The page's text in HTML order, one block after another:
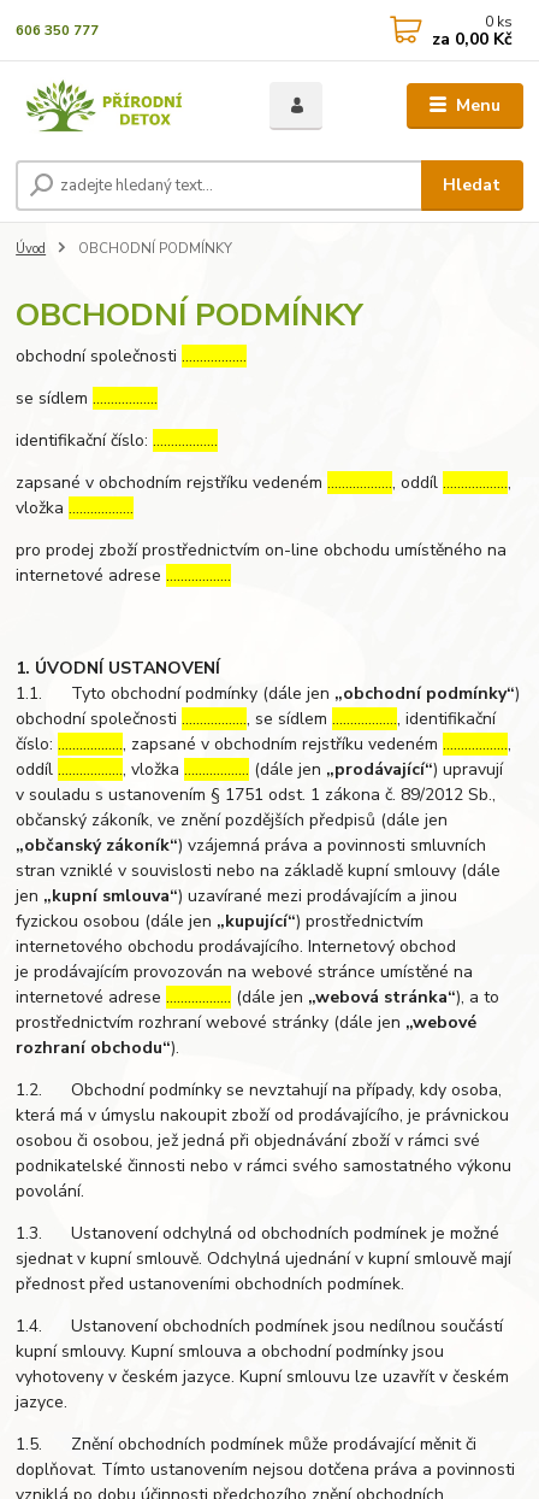
Menu
Hledat
606 350 777 0 ks
za 0,00 Kč
Úvod OBCHODNÍ PODMÍNKY
OBCHODNÍ PODMÍNKY
obchodní společnosti………………
se sídlem………………
identifikační číslo:………………
zapsané v obchodním rejstříku vedeném………………, oddíl………………,
vložka………………
pro prodej zboží prostřednictvím on-line obchodu umístěného na
internetové adrese………………
1. ÚVODNÍ USTANOVENÍ
1.1. Tyto obchodní podmínky (dále jen „obchodní podmínky“)
obchodní společnosti………………, se sídlem………………, identifikační
číslo:………………, zapsané v obchodním rejstříku vedeném………………,
oddíl………………, vložka……………… (dále jen „prodávající“) upravují
v souladu s ustanovením § 1751 odst. 1 zákona č. 89/2012 Sb.,
občanský zákoník, ve znění pozdějších předpisů (dále jen
„občanský zákoník“) vzájemná práva a povinnosti smluvních
stran vzniklé v souvislosti nebo na základě kupní smlouvy (dále
jen „kupní smlouva“) uzavírané mezi prodávajícím a jinou
fyzickou osobou (dále jen „kupující“) prostřednictvím
internetového obchodu prodávajícího. Internetový obchod
je prodávajícím provozován na webové stránce umístěné na
internetové adrese……………… (dále jen „webová stránka“), a to
prostřednictvím rozhraní webové stránky (dále jen „webové
rozhraní obchodu“).
1.2. Obchodní podmínky se nevztahují na případy, kdy osoba,
která má v úmyslu nakoupit zboží od prodávajícího, je právnickou
osobou či osobou, jež jedná při objednávání zboží v rámci své
podnikatelské činnosti nebo v rámci svého samostatného výkonu
povolání.
1.3. Ustanovení odchylná od obchodních podmínek je možné
sjednat v kupní smlouvě. Odchylná ujednání v kupní smlouvě mají
přednost před ustanoveními obchodních podmínek.
1.4. Ustanovení obchodních podmínek jsou nedílnou součástí
kupní smlouvy. Kupní smlouva a obchodní podmínky jsou
vyhotoveny v českém jazyce. Kupní smlouvu lze uzavřít v českém
jazyce.
1.5. Znění obchodních podmínek může prodávající měnit či
doplňovat. Tímto ustanovením nejsou dotčena práva a povinnosti